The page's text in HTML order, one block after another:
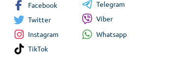
Facebook
Twitter
Instagram
TikTok
Telegram
Viber
Whatsapp